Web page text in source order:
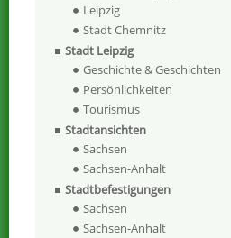
Leipzig
Stadt Chemnitz
Stadt Leipzig
Geschichte & Geschichten
Persönlichkeiten
Tourismus
Stadtansichten
Sachsen
Sachsen-Anhalt
Stadtbefestigungen
Sachsen
Sachsen-Anhalt